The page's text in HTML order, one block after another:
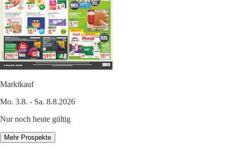
Marktkauf
Mo. 3.8. - Sa. 8.8.2026
Nur noch heute gültig
Mehr Prospekte